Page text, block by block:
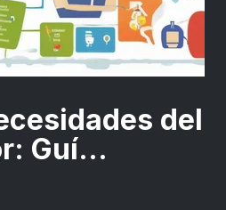
del
Guí...